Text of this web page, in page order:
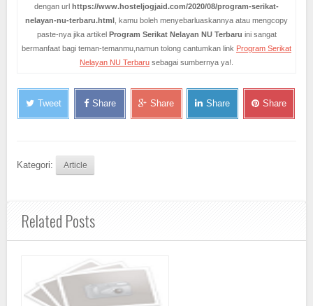
dengan url https://www.hosteljogjaid.com/2020/08/program-serikat-
nelayan-nu-terbaru.html , kamu boleh menyebarluaskannya atau mengcopy
paste-nya jika artikel Program Serikat Nelayan NU Terbaru ini sangat
bermanfaat bagi teman-temanmu,namun tolong cantumkan link Program Serikat
Nelayan NU Terbaru sebagai sumbernya ya!.
Tweet Share Share Share Share
Kategori: Article
Related Posts